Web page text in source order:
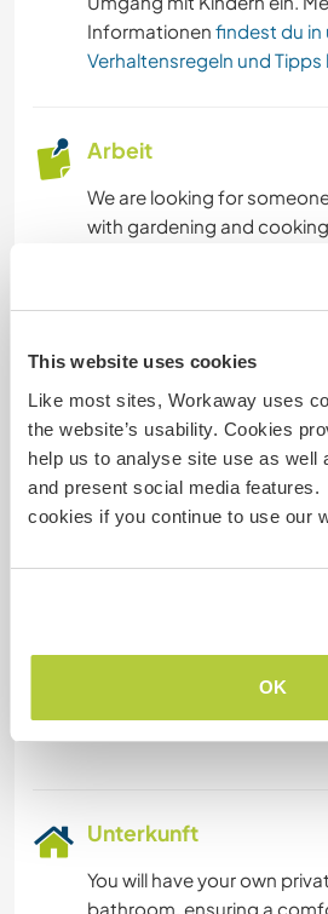
This website uses cookies
Like most sites, Workaway uses
the website’s usability. Cookies
help us to analyse site use as well
and present social media
cookies if you continue to use our
OK
YOGA / WELLNESS
NATUR
FITNESS
GEBIRGE
WINTERSPORT
RADFAHREN
Informationen findest du in
Verhaltensregeln und Tipps
Arbeit
We are looking for
with gardening and
household, and sharing
active family, you will love
Sprachen
Gesprochene Sprachen
Englisch: Fließend
Slovenian: Fließend
Dieser Gastgeber gibt an,
Bitte wende dich direkt an
Unterkunft
You will have your own
bathroom, ensuring a